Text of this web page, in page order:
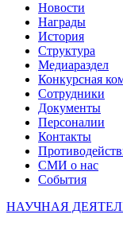
Новости
Награды
История
Структура
Медиараздел
Конкурсная
Сотрудники
Документы
Персоналии
Контакты
СМИ о нас
События
НАУЧНАЯ